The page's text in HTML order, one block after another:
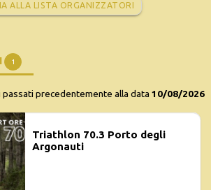
ALLA LISTA ORGANIZZATORI
1
precedentemente alla data 10/08/2026
Triathlon 70.3 Porto degli
Argonauti